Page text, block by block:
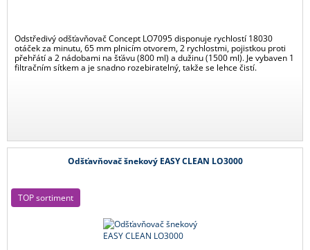
Odstředivý odšťavňovač Concept LO7095 disponuje rychlostí 18030
otáček za minutu, 65 mm plnicím otvorem, 2 rychlostmi, pojistkou proti
přehřátí a 2 nádobami na šťávu (800 ml) a dužinu (1500 ml). Je vybaven 1
filtračním sítkem a je snadno rozebiratelný, takže se lehce čistí.
Odšťavňovač šnekový EASY CLEAN LO3000
TOP sortiment